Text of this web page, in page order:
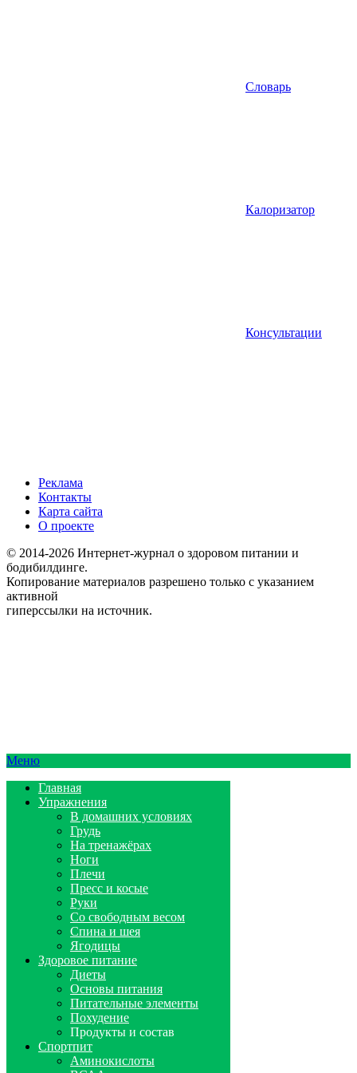
Словарь
Калоризатор
Консультации
Реклама
Контакты
Карта сайта
О проекте
© 2014-2026 Интернет-журнал о здоровом питании и
бодибилдинге.
Копирование материалов разрешено только с указанием
активной
гиперссылки на источник.
Меню
Главная
Упражнения
В домашних условиях
Грудь
На тренажёрах
Ноги
Плечи
Пресс и косые
Руки
Со свободным весом
Спина и шея
Ягодицы
Здоровое питание
Диеты
Основы питания
Питательные элементы
Похудение
Продукты и состав
Спортпит
Аминокислоты